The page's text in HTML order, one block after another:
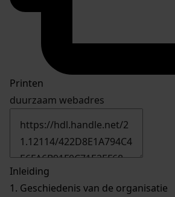
Printen
duurzaam webadres
Inleiding
1. Geschiedenis van de organisatie